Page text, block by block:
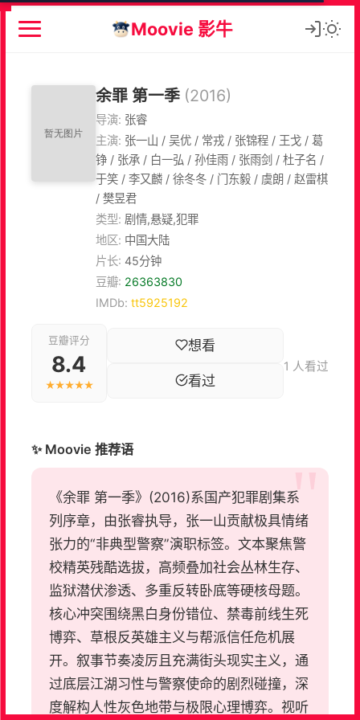
Moovie 影牛
余罪 第一季 (2016)
导演: 张睿
主演: 张一山 / 吴优 / 常戎 / 张锦程 / 王戈 / 葛
铮 / 张承 / 白一弘 / 孙佳雨 / 张雨剑 / 杜子名 /
于笑 / 李又麟 / 徐冬冬 / 门东毅 / 虞朗 / 赵雷棋
/ 樊昱君
类型: 剧情,悬疑,犯罪
地区: 中国大陆
片长: 45分钟
豆瓣: 26363830
IMDb: tt5925192
豆瓣评分
8.4
★★★★★
想看
看过
1 人看过
✨ Moovie 推荐语
《余罪 第一季》(2016)系国产犯罪剧集系
列序章，由张睿执导，张一山贡献极具情绪
张力的“非典型警察”演职标签。文本聚焦警
校精英残酷选拔，高频叠加社会丛林生存、
监狱潜伏渗透、多重反转卧底等硬核母题。
核心冲突围绕黑白身份错位、禁毒前线生死
博弈、草根反英雄主义与帮派信任危机展
开。叙事节奏凌厉且充满街头现实主义，通
过底层江湖习性与警察使命的剧烈碰撞，深
度解构人性灰色地带与极限心理博弈。视听